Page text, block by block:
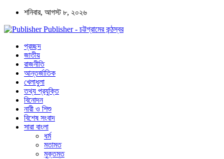
শনিবার, আগস্ট ৮, ২০২৬
Publisher - চট্টগ্রামের কন্ঠস্বর
প্রচ্ছদ
জাতীয়
রাজনীতি
আন্তর্জাতিক
খেলাধুলা
তথ্য প্রযুক্তি
বিনোদন
নারী ও শিশু
বিশেষ সংবাদ
সারা বাংলা
ধর্ম
মতামত
মুক্তমত